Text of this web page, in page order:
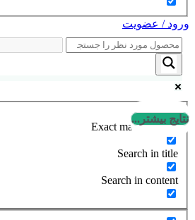
ورود / عضویت
نتایج بیشتر...
Exact matches only
Search in title
Search in content